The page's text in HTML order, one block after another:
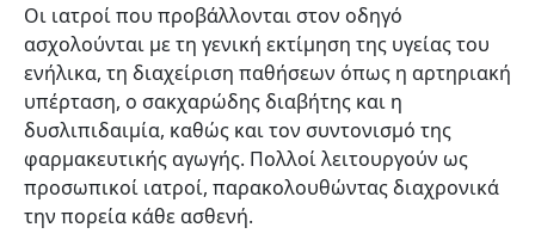
Οι ιατροί που προβάλλονται στον οδηγό
ασχολούνται με τη γενική εκτίμηση της υγείας του
ενήλικα, τη διαχείριση παθήσεων όπως η αρτηριακή
υπέρταση, ο σακχαρώδης διαβήτης και η
δυσλιπιδαιμία, καθώς και τον συντονισμό της
φαρμακευτικής αγωγής. Πολλοί λειτουργούν ως
προσωπικοί ιατροί, παρακολουθώντας διαχρονικά
την πορεία κάθε ασθενή.